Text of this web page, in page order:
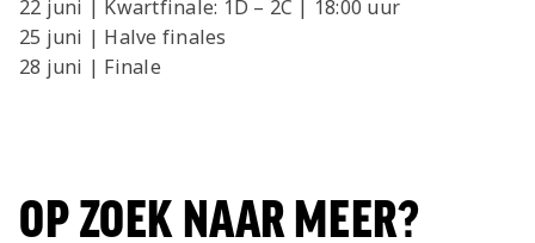
22 juni | Kwartfinale: 1D – 2C | 18:00 uur
25 juni | Halve finales
28 juni | Finale
OP ZOEK NAAR MEER?